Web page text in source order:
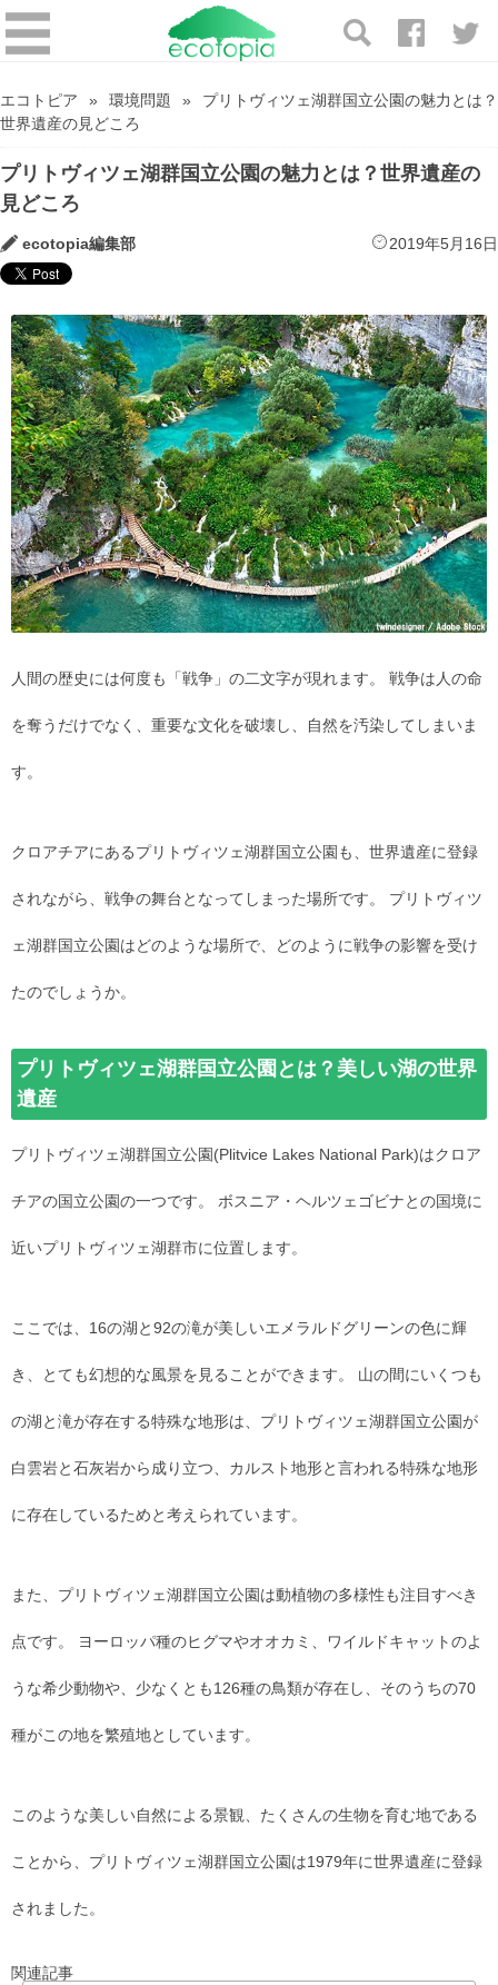
エコトピア 環境問題
プリトヴィツェ湖群国立公園の魅力とは？
世界遺産の見どころ
プリトヴィツェ湖群国立公園の魅力とは？世界遺産の
見どころ
ecotopia編集部 2019年5月16日
人間の歴史には何度も「戦争」の二文字が現れます。 戦争は人の命
を奪うだけでなく、重要な文化を破壊し、自然を汚染してしまいま
す。
クロアチアにあるプリトヴィツェ湖群国立公園も、世界遺産に登録
されながら、戦争の舞台となってしまった場所です。 プリトヴィツ
ェ湖群国立公園はどのような場所で、どのように戦争の影響を受け
たのでしょうか。
プリトヴィツェ湖群国立公園とは？美しい湖の世界
遺産
プリトヴィツェ湖群国立公園(Plitvice Lakes National Park)はクロア
チアの国立公園の一つです。 ボスニア・ヘルツェゴビナとの国境に
近いプリトヴィツェ湖群市に位置します。
ここでは、16の湖と92の滝が美しいエメラルドグリーンの色に輝
き、とても幻想的な風景を見ることができます。 山の間にいくつも
の湖と滝が存在する特殊な地形は、プリトヴィツェ湖群国立公園が
白雲岩と石灰岩から成り立つ、カルスト地形と言われる特殊な地形
に存在しているためと考えられています。
また、プリトヴィツェ湖群国立公園は動植物の多様性も注目すべき
点です。 ヨーロッパ種のヒグマやオオカミ、ワイルドキャットのよ
うな希少動物や、少なくとも126種の鳥類が存在し、そのうちの70
種がこの地を繁殖地としています。
このような美しい自然による景観、たくさんの生物を育む地である
ことから、プリトヴィツェ湖群国立公園は1979年に世界遺産に登録
されました。
関連記事